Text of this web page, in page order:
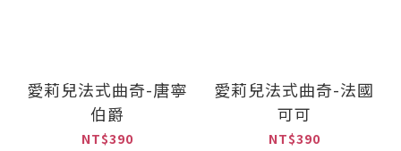
愛莉兒法式曲奇-唐寧
伯爵
NT$390
愛莉兒法式曲奇-法國
可可
NT$390